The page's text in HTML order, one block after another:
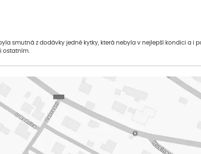
smutná z dodávky jedné kytky, která nebyla v nejlepší kondici a i
ostatním.